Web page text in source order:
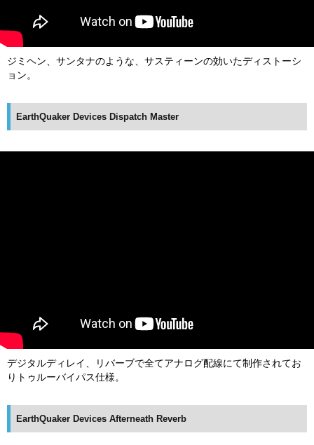
ジミヘン、サンタナのような、サスティーンの効いたディストーシ
ョン。
EarthQuaker Devices Dispatch Master
デジタルディレイ、リバーブで全てアナログ配線にて制作されてお
りトゥルーバイパス仕様。
EarthQuaker Devices Afterneath Reverb